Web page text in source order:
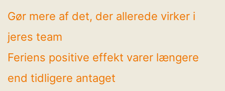
Gør mere af det, der allerede virker i
jeres team
Feriens positive effekt varer længere
end tidligere antaget